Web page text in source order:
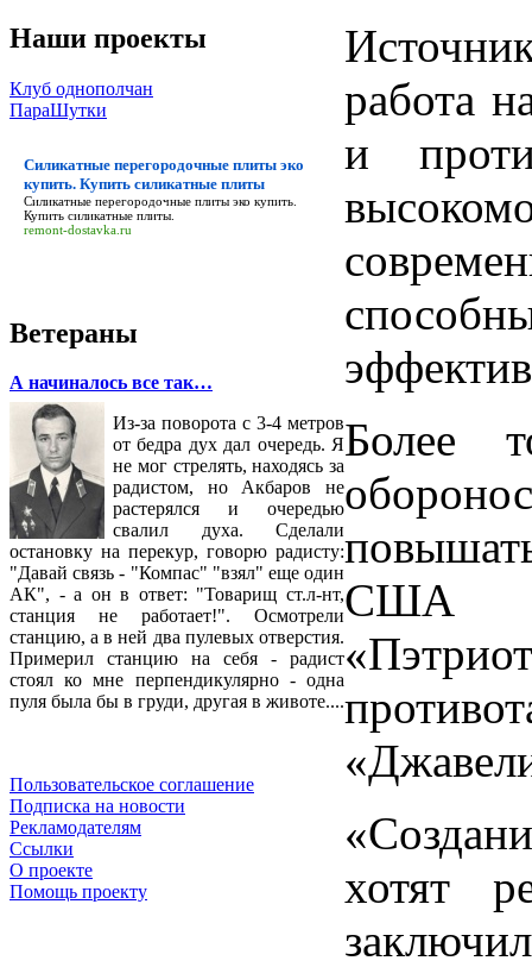
Наши проекты
Клуб однополчан
ПараШутки
Силикатные перегородочные плиты эко
купить. Купить силикатные плиты
Силикатные перегородочные плиты эко купить.
Купить силикатные плиты.
remont-dostavka.ru
Ветераны
А начиналось все так…
Из-за поворота с 3-4 метров
от бедра дух дал очередь. Я
не мог стрелять, находясь за
радистом, но Акбаров не
растерялся и очередью
свалил духа. Сделали
остановку на перекур, говорю радисту:
"Давай связь - "Компас" "взял" еще один
АК", - а он в ответ: "Товарищ ст.л-нт,
станция не работает!". Осмотрели
станцию, а в ней два пулевых отверстия.
Примерил станцию на себя - радист
стоял ко мне перпендикулярно - одна
пуля была бы в груди, другая в животе....
Пользовательское соглашение
Подписка на новости
Рекламодателям
Ссылки
О проекте
Помощь проекту
работа
и
Более
США
хотят